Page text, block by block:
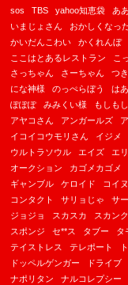
sos
TBS yahoo知恵袋 あ
いまじょさん
おかしくなっ
かいだんこわい
かくれんぼ
ここはとあるレストラン
こ
さっちゃん
さーちゃん つ
にな神様
のっぺらぼう は
ぽぽぽ
みみくい様 もしもし
アヤコさん
アンガールズ
イコイコウモリさん
イジメ
ウルトラソウル
エイズ エ
オークション
カゴメカゴメ
ギャンブル
ケロイド コイ
コンタクト
サリョじゃ サ
ジョジョ
スカスカ スカン
スポンジ
セ**ス タブー タ
テイストレス
テレポート
ドッペルゲンガー
ドライブ
ナポリタン
ナルコレプシー